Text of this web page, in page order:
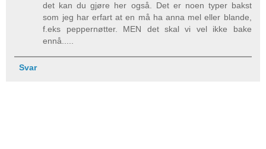
det kan du gjøre her også. Det er noen typer bakst
som jeg har erfart at en må ha anna mel eller blande,
f.eks peppernøtter. MEN det skal vi vel ikke bake
ennå.....
Svar